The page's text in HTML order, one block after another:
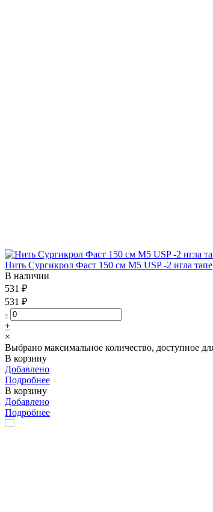
Нить Сургикрол Фаст 150 см М5 USP -2 игла
В наличии
531 ₽
531 ₽
-
+
×
Выбрано максимальное количество, доступное
В корзину
Добавлено
Подробнее
В корзину
Добавлено
Подробнее